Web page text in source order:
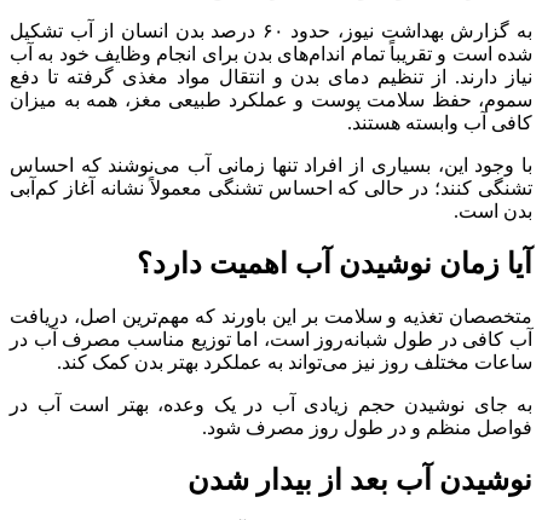
به گزارش بهداشت نیوز، حدود ۶۰ درصد بدن انسان از آب تشکیل
شده است و تقریباً تمام اندام‌های بدن برای انجام وظایف خود به آب
نیاز دارند. از تنظیم دمای بدن و انتقال مواد مغذی گرفته تا دفع
سموم، حفظ سلامت پوست و عملکرد طبیعی مغز، همه به میزان
کافی آب وابسته هستند.
با وجود این، بسیاری از افراد تنها زمانی آب می‌نوشند که احساس
تشنگی کنند؛ در حالی که احساس تشنگی معمولاً نشانه آغاز کم‌آبی
بدن است.
آیا زمان نوشیدن آب اهمیت دارد؟
متخصصان تغذیه و سلامت بر این باورند که مهم‌ترین اصل، دریافت
آب کافی در طول شبانه‌روز است، اما توزیع مناسب مصرف آب در
ساعات مختلف روز نیز می‌تواند به عملکرد بهتر بدن کمک کند.
به جای نوشیدن حجم زیادی آب در یک وعده، بهتر است آب در
فواصل منظم و در طول روز مصرف شود.
نوشیدن آب بعد از بیدار شدن